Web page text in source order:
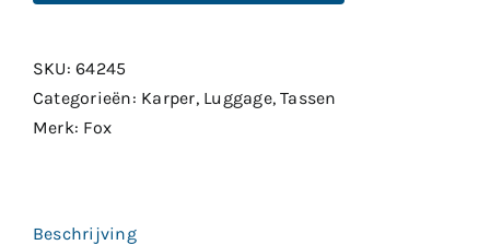
Coolbag
SKU:64245
Categorieën: Karper, Luggage,Tassen
Merk: Fox
Beschrijving